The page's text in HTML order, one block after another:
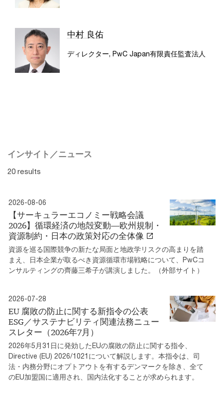
中村 良佑
ディレクター, PwC Japan有限責任監査法人
インサイト／ニュース
20 results
2026-08-06
【サーキュラーエコノミー戦略会議
2026】循環経済の地殻変動―欧州規制・
資源制約・日本の政策対応の全体像
資源を巡る国際競争の新たな局面と地政学リスクの高まりを踏
まえ、日本企業が取るべき資源循環市場戦略について、PwCコ
ンサルティングの齊藤三希子が講演しました。（外部サイト）
2026-07-28
EU 腐敗の防止に関する新指令の公表
ESG／サステナビリティ関連法務ニュー
スレター（2026年7月）
2026年5月31日に発効したEUの腐敗の防止に関する指令、
Directive (EU) 2026/1021について解説します。本指令は、司
法・内務分野にオプトアウトを有するデンマークを除き、全て
のEU加盟国に適用され、国内法化することが求められます。